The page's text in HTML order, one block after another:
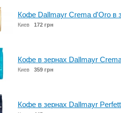
Кофе Dallmayr Crema d'Oro в
Киев 172 грн
Кофе в зернах Dallmayr
Киев 359 грн
Кофе в зернах Dallmayr